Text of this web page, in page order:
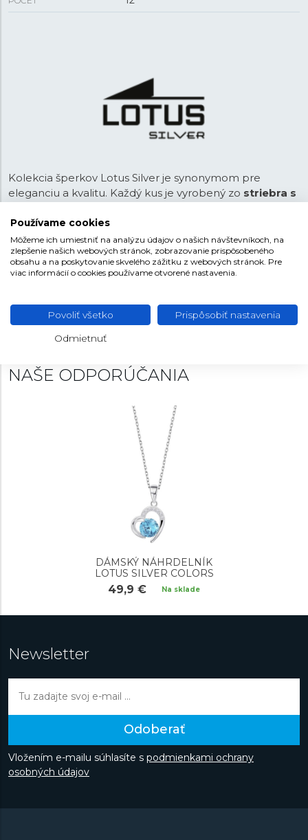
Kolekcia šperkov Lotus Silver je synonymom pre
eleganciu a kvalitu. Každý kus je vyrobený zo striebra s
ale aj antialergické vlastnosti. Dizajn šperkov je moderný
a nadčasový, hodí sa pre akúkoľvek udalosť. Kolekcia
ponúka obľúbené motívy ako je strom života, srdce,
štvorlístok, symbol nekonečna, lístočky, hviezdy či krížiky.
NAŠE ODPORÚČANIA
DÁMSKÝ NÁHRDELNÍK
LOTUS SILVER COLORS
49,9 € Na sklade
Newsletter
Odoberať
Vložením e-mailu súhlasíte s podmienkami ochrany
osobných údajov
Používame cookies
Môžeme ich umiestniť na analýzu údajov o našich návštevníkoch, na
zlepšenie našich webových stránok, zobrazovanie prispôsobeného
obsahu a na poskytovanie skvelého zážitku z webových stránok. Pre
viac informácií o cookies používame otvorené nastavenia.
Povoliť všetko Prispôsobiť nastavenia
Odmietnuť